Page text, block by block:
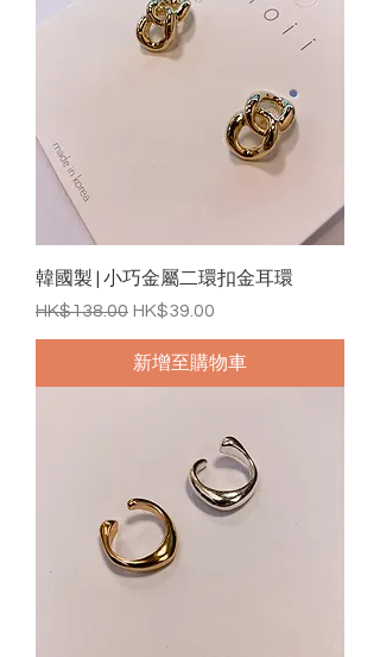
韓國製 | 小巧金屬二環扣金耳環
一般價格
HK$138.00 促銷價格
HK$39.00
新增至購物車